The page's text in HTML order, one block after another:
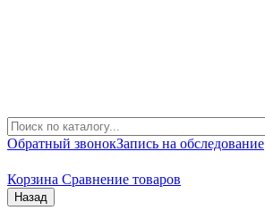
Обратный звонокЗапись на обследование
Корзина Сравнение товаров
Назад